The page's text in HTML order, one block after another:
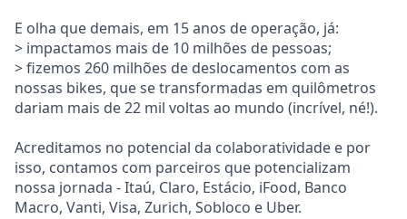
E olha que demais, em 15 anos de operação, já:
> impactamos mais de 10 milhões de pessoas;
> fizemos 260 milhões de deslocamentos com as
nossas bikes, que se transformadas em quilômetros
dariam mais de 22 mil voltas ao mundo (incrível, né!).
Acreditamos no potencial da colaboratividade e por
isso, contamos com parceiros que potencializam
nossa jornada - Itaú, Claro, Estácio, iFood, Banco
Macro, Vanti, Visa, Zurich, Sobloco e Uber.